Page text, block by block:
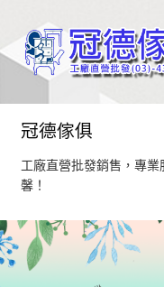
略
過
導
覽
跳
至
內
容
首頁
家具商品
冠德傢俱
工廠直營批發銷售，專
馨！